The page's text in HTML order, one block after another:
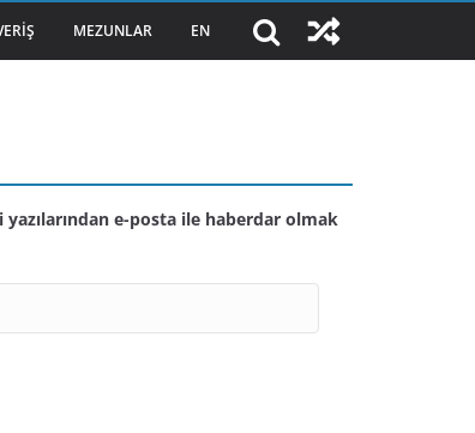
MEZUNLAR EN
e-posta ile haberdar olmak